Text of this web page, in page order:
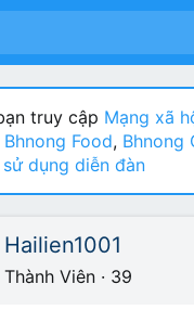
truy cập Mạng xã
Bhnong Food, Bhnong
sử dụng diễn đàn
Hailien1001
Thành Viên · 39